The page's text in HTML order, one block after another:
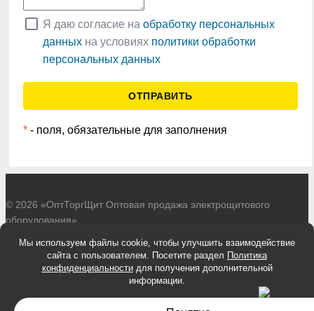
check_box_outline_blank Я даю согласие на обработку персональных
данных на условиях политики обработки
персональных данных
* - поля, обязательные для заполнения
© 2026 «ОптТоргЩит Оптовая продажа электрощитового
оборудования»
Политика обработки персональных данных
Согласие на обработку персональных данных
Информация, представленная на сайте, не является публичной
офертой.
Мы используем файлы cookie, чтобы улучшить взаимодействие
сайта с пользователем. Посетите раздел Политика
конфиденциальностидля получения дополнительной
информации.